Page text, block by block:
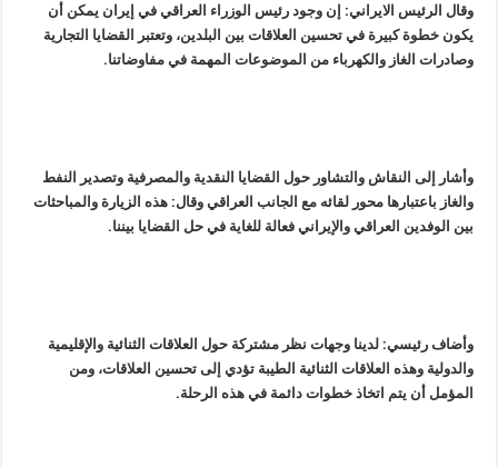
وقال الرئيس الايراني: إن وجود رئيس الوزراء العراقي في إيران يمكن أن
يكون خطوة كبيرة في تحسين العلاقات بين البلدين، وتعتبر القضايا التجارية
وصادرات الغاز والكهرباء من الموضوعات المهمة في مفاوضاتنا.
وأشار إلى النقاش والتشاور حول القضايا النقدية والمصرفية وتصدير النفط
والغاز باعتبارها محور لقائه مع الجانب العراقي وقال: هذه الزيارة والمباحثات
بين الوفدين العراقي والإيراني فعالة للغاية في حل القضايا بيننا.
وأضاف رئيسي: لدينا وجهات نظر مشتركة حول العلاقات الثنائية والإقليمية
والدولية وهذه العلاقات الثنائية الطيبة تؤدي إلى تحسين العلاقات، ومن
المؤمل أن يتم اتخاذ خطوات دائمة في هذه الرحلة.